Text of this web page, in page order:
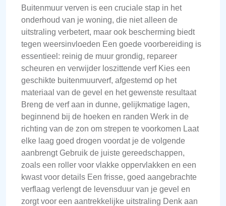
Buitenmuur verven is een cruciale stap in het
onderhoud van je woning, die niet alleen de
uitstraling verbetert, maar ook bescherming biedt
tegen weersinvloeden Een goede voorbereiding is
essentieel: reinig de muur grondig, repareer
scheuren en verwijder loszittende verf Kies een
geschikte buitenmuurverf, afgestemd op het
materiaal van de gevel en het gewenste resultaat
Breng de verf aan in dunne, gelijkmatige lagen,
beginnend bij de hoeken en randen Werk in de
richting van de zon om strepen te voorkomen Laat
elke laag goed drogen voordat je de volgende
aanbrengt Gebruik de juiste gereedschappen,
zoals een roller voor vlakke oppervlakken en een
kwast voor details Een frisse, goed aangebrachte
verflaag verlengt de levensduur van je gevel en
zorgt voor een aantrekkelijke uitstraling Denk aan